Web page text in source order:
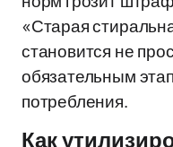
«Старая
становится не
обязательным
потребления.
Как